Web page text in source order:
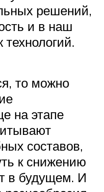
решений,
и в наш
то можно
на этапе
составов,
к снижению
в будущем. И